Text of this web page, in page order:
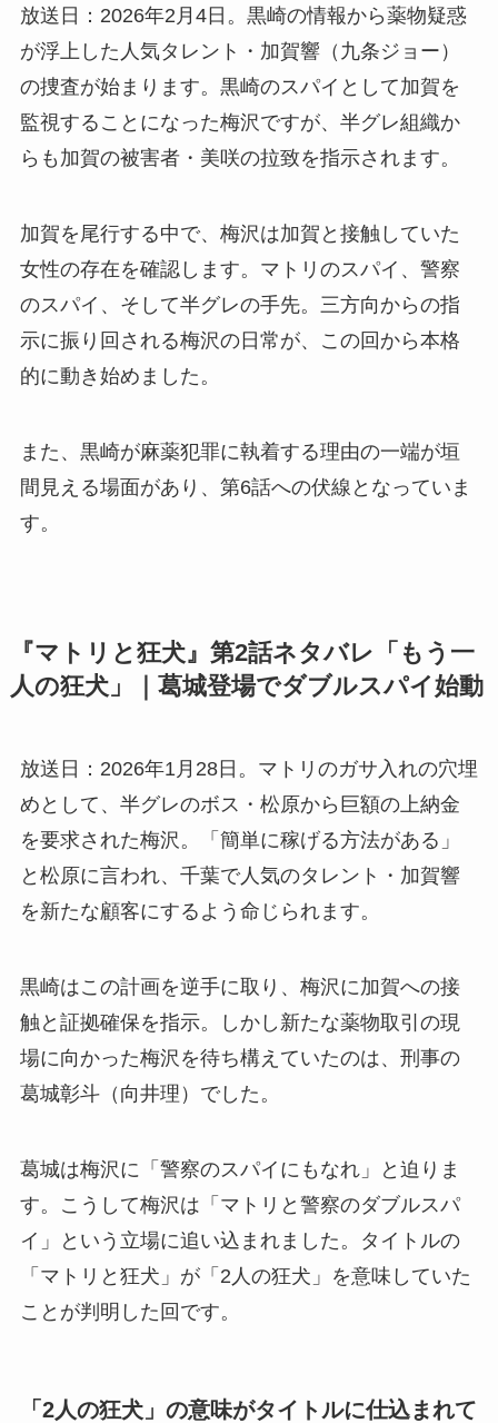
放送日：2026年2月4日。黒崎の情報から薬物疑惑
が浮上した人気タレント・加賀響（九条ジョー）
の捜査が始まります。黒崎のスパイとして加賀を
監視することになった梅沢ですが、半グレ組織か
らも加賀の被害者・美咲の拉致を指示されます。
加賀を尾行する中で、梅沢は加賀と接触していた
女性の存在を確認します。マトリのスパイ、警察
のスパイ、そして半グレの手先。三方向からの指
示に振り回される梅沢の日常が、この回から本格
的に動き始めました。
また、黒崎が麻薬犯罪に執着する理由の一端が垣
間見える場面があり、第6話への伏線となっていま
す。
『マトリと狂犬』第2話ネタバレ「もう一
人の狂犬」｜葛城登場でダブルスパイ始動
放送日：2026年1月28日。マトリのガサ入れの穴埋
めとして、半グレのボス・松原から巨額の上納金
を要求された梅沢。「簡単に稼げる方法がある」
と松原に言われ、千葉で人気のタレント・加賀響
を新たな顧客にするよう命じられます。
黒崎はこの計画を逆手に取り、梅沢に加賀への接
触と証拠確保を指示。しかし新たな薬物取引の現
場に向かった梅沢を待ち構えていたのは、刑事の
葛城彰斗（向井理）でした。
葛城は梅沢に「警察のスパイにもなれ」と迫りま
す。こうして梅沢は「マトリと警察のダブルスパ
イ」という立場に追い込まれました。タイトルの
「マトリと狂犬」が「2人の狂犬」を意味していた
ことが判明した回です。
「2人の狂犬」の意味がタイトルに仕込まれて